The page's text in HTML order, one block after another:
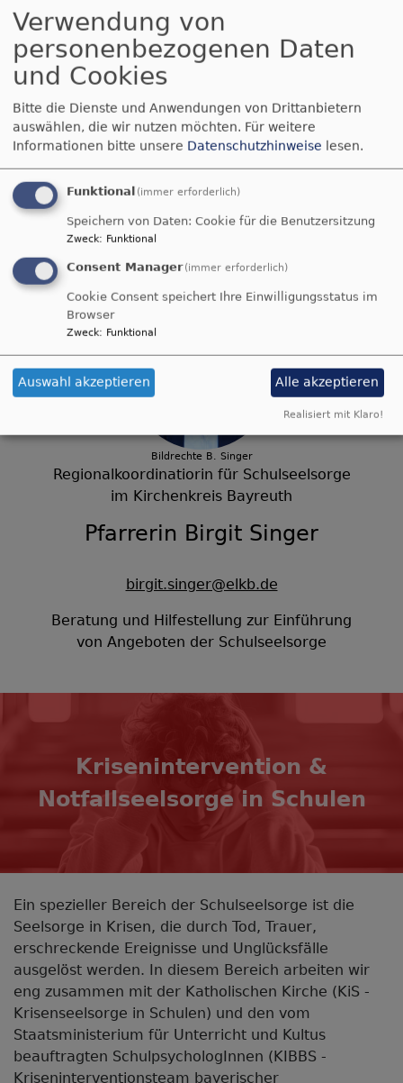
Referentin für Schulseelsorge
am Religionspädagogischen Zentrum
Heilsbronn
Pfarrerin Meike Hirschfelder
Telefon: (0 98 72) 509 - 130
meike.hirschfelder@rpz-heilsbronn.de
Bildrechte B. Singer
Regionalkoordinatiorin für Schulseelsorge
im Kirchenkreis Bayreuth
Pfarrerin Birgit Singer
birgit.singer@elkb.de
Beratung und Hilfestellung zur Einführung
von Angeboten der Schulseelsorge
Krisenintervention &
Notfallseelsorge in Schulen
Ein spezieller Bereich der Schulseelsorge ist die
Seelsorge in Krisen, die durch Tod, Trauer,
erschreckende Ereignisse und Unglücksfälle
ausgelöst werden. In diesem Bereich arbeiten wir
eng zusammen mit der Katholischen Kirche (KiS -
Krisenseelsorge in Schulen) und den vom
Staatsministerium für Unterricht und Kultus
beauftragten SchulpsychologInnen (KIBBS -
Kriseninterventionsteam bayerischer
Verwendung von
personenbezogenen Daten
und Cookies
Bitte die Dienste und Anwendungen von Drittanbietern
auswählen, die wir nutzen möchten. Für weitere
Informationen bitte unsere Datenschutzhinweise lesen.
Funktional (immer erforderlich)
Speichern von Daten: Cookie für die Benutzersitzung
Zweck: Funktional
Consent Manager (immer erforderlich)
Cookie Consent speichert Ihre Einwilligungsstatus im
Browser
Zweck: Funktional
Auswahl akzeptieren Alle akzeptieren
Realisiert mit Klaro!